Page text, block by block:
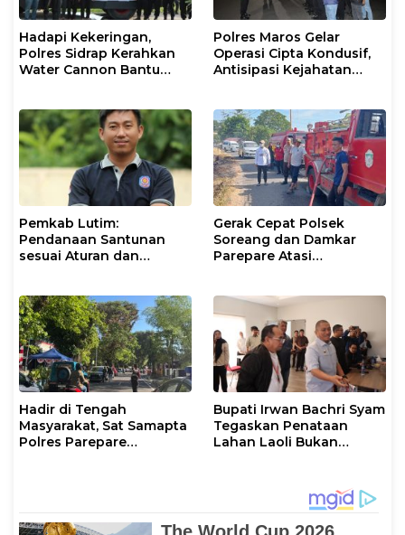
Hadapi Kekeringan,
Polres Sidrap Kerahkan
Water Cannon Bantu
Polres Maros Gelar
Operasi Cipta Kondusif,
Antisipasi Kejahatan
Pemkab Lutim:
Pendanaan Santunan
sesuai Aturan dan
Gerak Cepat Polsek
Soreang dan Damkar
Parepare Atasi
Hadir di Tengah
Masyarakat, Sat Samapta
Polres Parepare
Bupati Irwan Bachri Syam
Tegaskan Penataan
Lahan Laoli Bukan